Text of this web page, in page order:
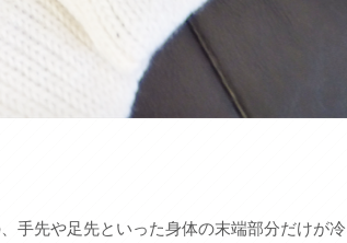
手先や足先といった身体の末端部分だけが冷